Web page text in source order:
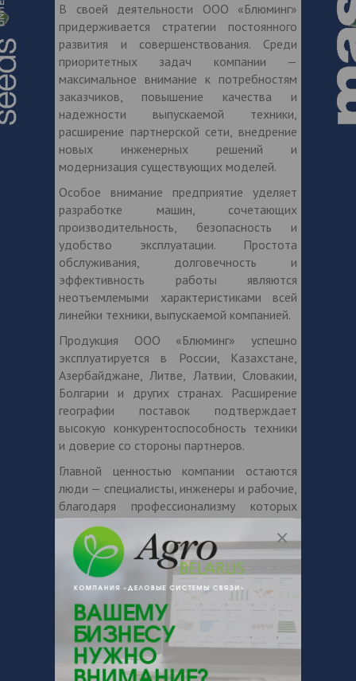
В своей деятельности ООО «Блюминг»
придерживается стратегии постоянного
развития и совершенствования. Среди
приоритетных задач компании —
максимальное внимание к потребностям
заказчиков, повышение качества и
надежности выпускаемой техники,
расширение партнерской сети, внедрение
новых инженерных решений и
модернизация существующих моделей.
Особое внимание предприятие уделяет
разработке машин, сочетающих
производительность, безопасность и
удобство эксплуатации. Простота
обслуживания, долговечность и
эффективность работы являются
неотъемлемыми характеристиками всей
линейки техники, выпускаемой компанией.
Продукция ООО «Блюминг» успешно
эксплуатируется в России, Казахстане,
Азербайджане, Литве, Латвии, Словакии,
Болгарии и других странах. Расширение
географии поставок подтверждает
высокую конкурентоспособность техники
и доверие со стороны партнеров.
Главной ценностью компании остаются
люди — специалисты, инженеры и рабочие,
благодаря профессионализму которых
создается современная техника,
отвечающая требованиям времени.
Именно поэтому девиз предприятия —
«Качественная техника для Вас» —
отражает не только философию
производства, но и отношение к каждому
клиенту.
На выставке «Белагро-2026» посетители
могут ознакомиться с продукцией